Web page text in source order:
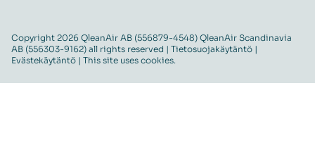
Copyright 2026 QleanAir AB (556879-4548) QleanAir Scandinavia
AB (556303-9162) all rights reserved | Tietosuojakäytäntö |
Evästekäytäntö | This site uses cookies.